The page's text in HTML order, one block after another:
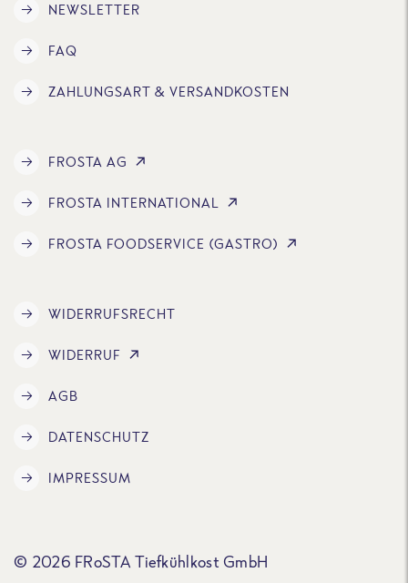
NEWSLETTER
FAQ
ZAHLUNGSART & VERSANDKOSTEN
FROSTA AG
FROSTA INTERNATIONAL
FROSTA FOODSERVICE (GASTRO)
WIDERRUFSRECHT
WIDERRUF
AGB
DATENSCHUTZ
IMPRESSUM
© 2026 FRoSTA Tiefkühlkost GmbH